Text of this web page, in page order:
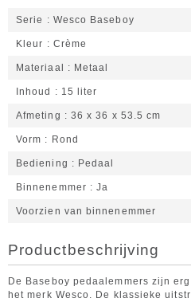
Serie Wesco Baseboy
Kleur Crème
Materiaal Metaal
Inhoud 15 liter
Afmeting 36 x 36 x 53.5 cm
Vorm Rond
Bediening Pedaal
Binnenemmer Ja
Voorzien van binnenemmer
Productbeschrijving
De Baseboy pedaalemmers zijn
het merk Wesco. De klassieke